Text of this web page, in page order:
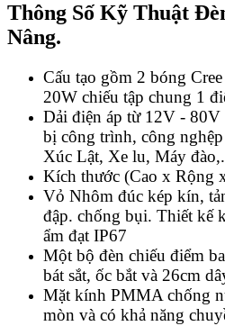
Thông Số Kỹ Thuật
Nâng.
Cấu tạo gồm 2 bóng
20W chiếu tập chung 1
Dải điện áp từ 12V -
bị công trình, công
Xúc Lật, Xe lu, Máy
Kích thước (Cao x Rộng
Vỏ Nhôm đúc kép kín,
đập. chống bụi. Thiết kế
ẩm đạt IP67
Một bộ đèn chiếu điểm
bát sắt, ốc bắt và 26cm
Mặt kính PMMA chống
mòn và có khả năng